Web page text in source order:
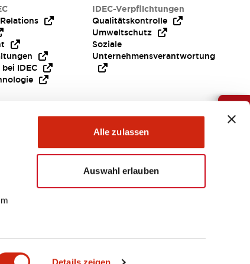
Details zeigen
Alle zulassen
Auswahl erlauben
Brauche Hilfe ?
IDEC
IDEC-Verpflichtungen
Qualitätskontrolle
Umweltschutz
Soziale
Unternehmensverantwortung
EMEA